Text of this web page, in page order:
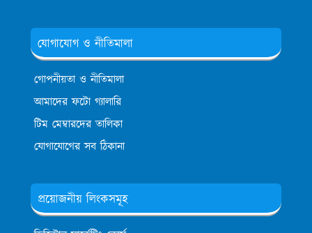
যোগাযোগ ও নীতিমালা
গোপনীয়তা ও নীতিমালা
আমাদের ফটো গ্যালারি
টিম মেম্বারদের তালিকা
যোগাযোগের সব ঠিকানা
প্রয়োজনীয় লিংকসমূহ